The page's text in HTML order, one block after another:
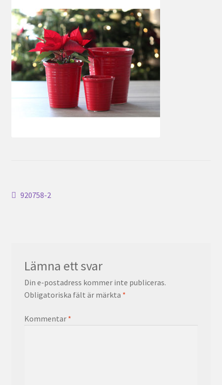
Inläggsnavigering
Föregående
920758-2
Lämna ett svar
Din e-postadress kommer inte publiceras.
Obligatoriska fält är märkta *
Kommentar *